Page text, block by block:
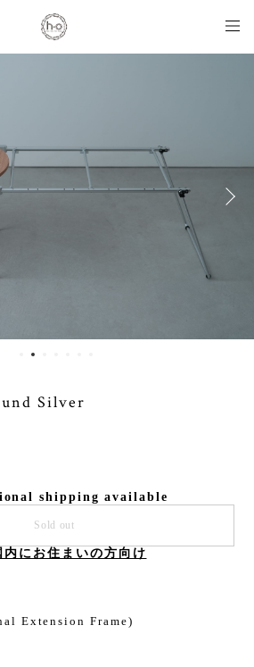
Silver
shipping available
Sold out
内にお住まいの方向け
Extension Frame)